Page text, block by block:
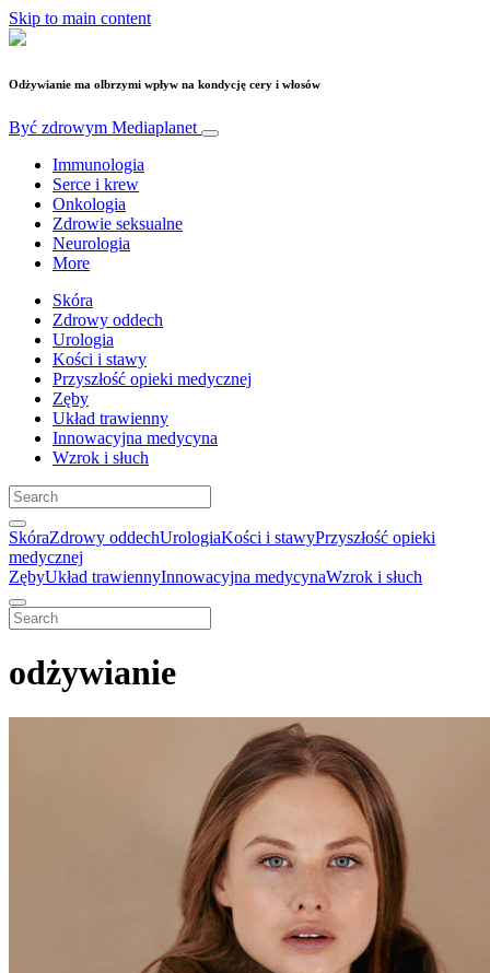
Skip to main content
Odżywianie ma olbrzymi wpływ na kondycję cery i włosów
Być zdrowym Mediaplanet
Immunologia
Serce i krew
Onkologia
Zdrowie seksualne
Neurologia
More
Skóra
Zdrowy oddech
Urologia
Kości i stawy
Przyszłość opieki medycznej
Zęby
Układ trawienny
Innowacyjna medycyna
Wzrok i słuch
SkóraZdrowy oddechUrologiaKości i stawyPrzyszłość opieki
medycznej
ZębyUkład trawiennyInnowacyjna medycynaWzrok i słuch
odżywianie